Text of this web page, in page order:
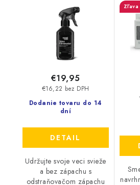
Dodanie tovaru do 14
dní
€16,22 bez DPH
€19,95
DETAIL
Udržujte svoje veci svieže
a bez zápachu s
odstraňovačom zápachu